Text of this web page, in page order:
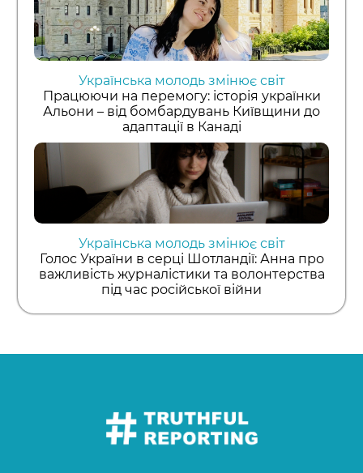
Українська молодь змінює світ
Працюючи на перемогу: історія українки
Альони – від бомбардувань Київщини до
адаптації в Канаді
Українська молодь змінює світ
Голос України в серці Шотландії: Анна про
важливість журналістики та волонтерства
під час російської війни